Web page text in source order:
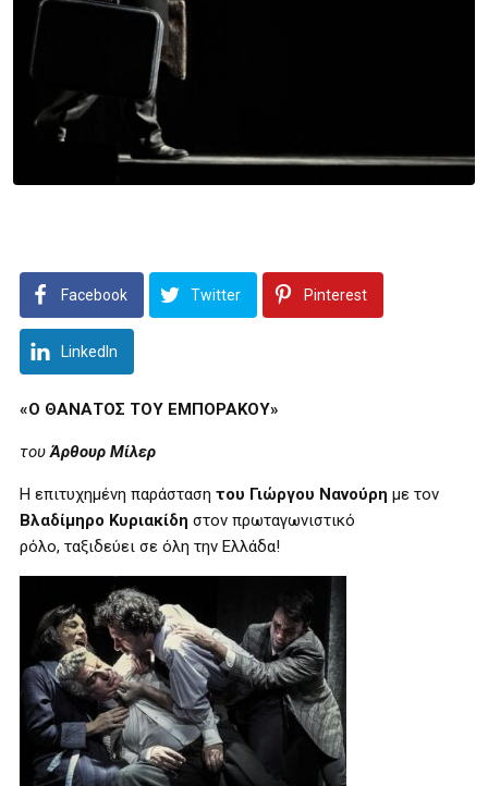
Facebook Twitter Pinterest
LinkedIn
«Ο ΘΑΝΑΤΟΣ ΤΟΥ ΕΜΠΟΡΑΚΟΥ»
τουΆρθουρ Μίλερ
Η επιτυχημένη παράσταση του Γιώργου Νανούρη με τον
Βλαδίμηρο Κυριακίδη στον πρωταγωνιστικό
ρόλο, ταξιδεύει σε όλη την Ελλάδα!